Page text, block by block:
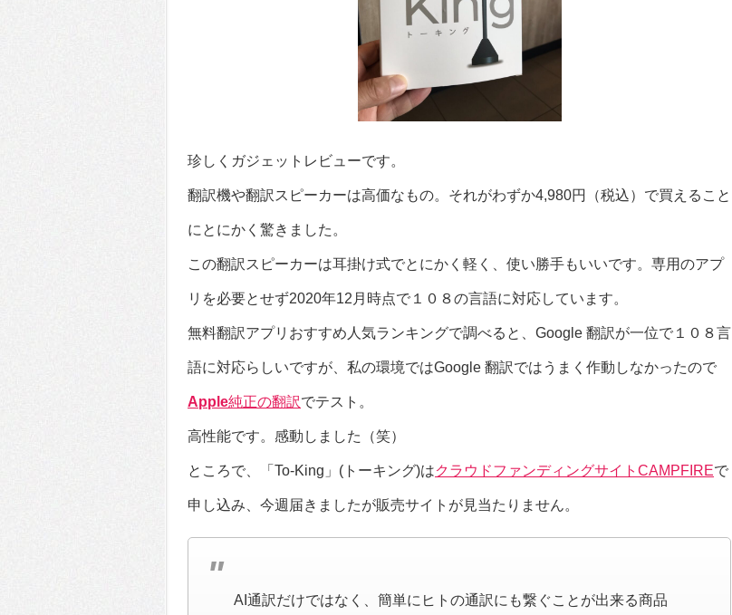
珍しくガジェットレビューです。
翻訳機や翻訳スピーカーは高価なもの。それがわずか4,980円（税込）で買えること
にとにかく驚きました。
この翻訳スピーカーは耳掛け式でとにかく軽く、使い勝手もいいです。専用のアプ
リを必要とせず2020年12月時点で１０８の言語に対応しています。
無料翻訳アプリおすすめ人気ランキングで調べると、Google 翻訳が一位で１０８言
語に対応らしいですが、私の環境ではGoogle 翻訳ではうまく作動しなかったので
Apple純正の翻訳でテスト。
高性能です。感動しました（笑）
ところで、「To-King」(トーキング)はクラウドファンディングサイトCAMPFIREで
申し込み、今週届きましたが販売サイトが見当たりません。
AI通訳だけではなく、簡単にヒトの通訳にも繋ぐことが出来る商品